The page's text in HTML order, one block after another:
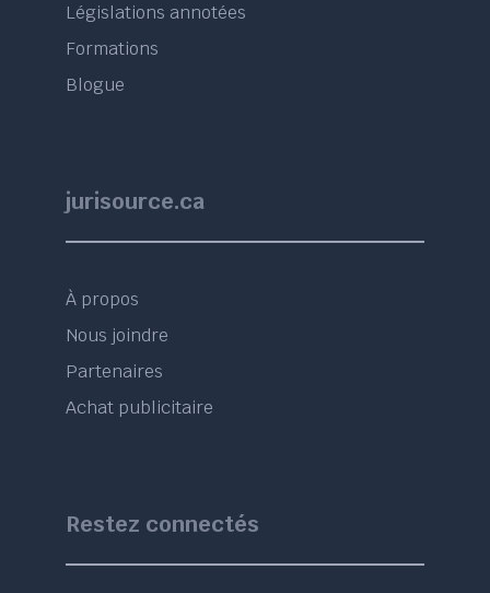
Législations annotées
Formations
Blogue
jurisource.ca
À propos
Nous joindre
Partenaires
Achat publicitaire
Restez connectés